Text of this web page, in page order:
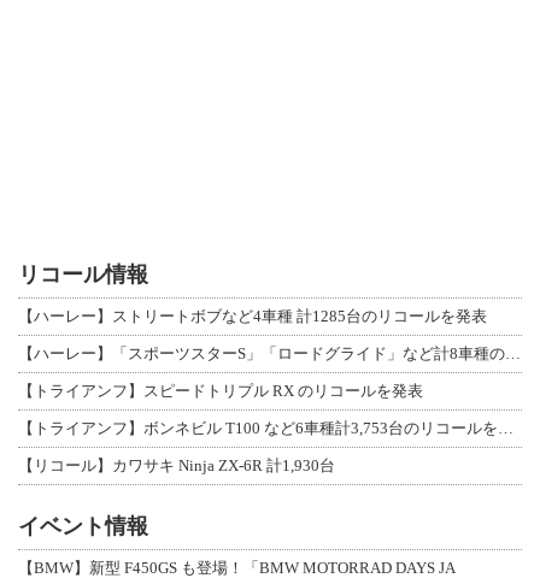
リコール情報
【ハーレー】ストリートボブなど4車種 計1285台のリコールを発表
【トライアンフ】スピードトリプル RX のリコールを発表
【リコール】カワサキ Ninja ZX-6R 計1,930台
イベント情報
【BMW】新型 F450GS も登場！「BMW MOTORRAD DAYS JA